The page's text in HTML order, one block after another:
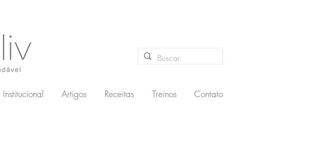
Institucional Artigos Receitas Treinos Contato